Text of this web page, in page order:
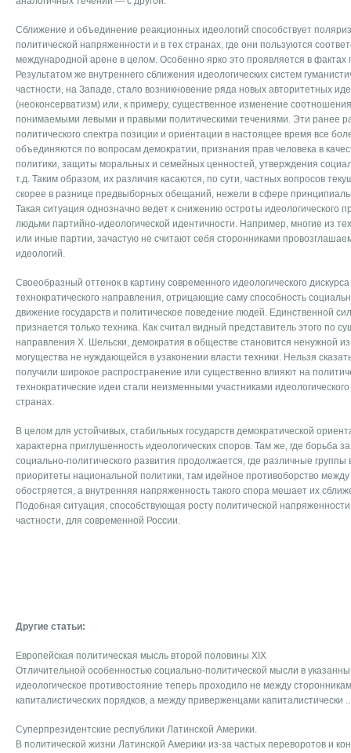
Сближение и объединение реакционных идеологий способствует
политической напряженности и в тех странах, где они пользуются
международной арене в целом. Особенно ярко это проявляется в фактах
Результатом же внутреннего сближения идеологических систем
частности, на Западе, стало возникновение ряда новых авторитетных
(неоконсерватизм) или, к примеру, существенное изменение
понимаемыми левыми и правыми политическими течениями. Эти ранее
политического спектра позиции и ориентации в настоящее время все
объединяются по вопросам демократии, признания прав человека в
политики, защиты моральных и семейных ценностей, утверждения
т.д. Таким образом, их различия касаются, по сути, частных вопросов
скорее в разнице предвыборных обещаний, нежели в сфере
Такая ситуация однозначно ведет к снижению остроты идеологического
людьми партийно-идеологической идентичности. Например, многие из
или иные партии, зачастую не считают себя сторонниками
идеологий.
Своеобразный оттенок в картину современного идеологического
технократического направления, отрицающие саму способность
движение государств и политическое поведение людей. Единственной
признается только техника. Как считал видный представитель этого по
направления X. Шельски, демократия в обществе становится ненужной
могущества не нуждающейся в узаконении власти техники. Нельзя
получили широкое распространение или существенно влияют на
технократические идеи стали неизменными участниками идеологического
странах.
В целом для устойчивых, стабильных государств демократической
характерна приглушенность идеологических споров. Там же, где борьба
социально-политического развития продолжается, где различные группы
приоритеты национальной политики, там идейное противоборство между
обостряется, а внутренняя напряженность такого спора мешает их
Подобная ситуация, способствующая росту политической
частности, для современной России.
Другие статьи:
Европейская политическая мысль второй половины XIX
Отличительной особенностью социально-политической мысли в
идеологическое противостояние теперь проходило не между
капиталистических порядков, а между приверженцами капиталистически
Суперпрезидентские республики Латинской Америки.
В политической жизни Латинской Америки из-за частых переворотов и